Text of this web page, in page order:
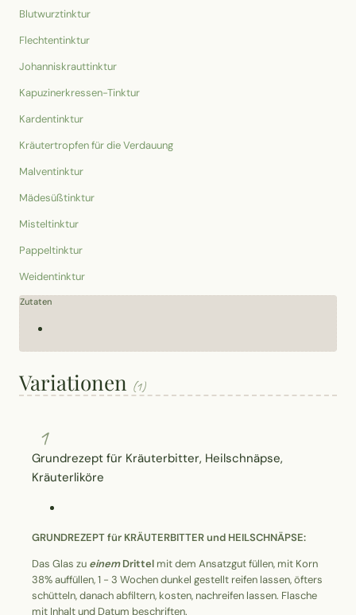
Blutwurztinktur
Flechtentinktur
Johanniskrauttinktur
Kapuzinerkressen-Tinktur
Kardentinktur
Kräutertropfen für die Verdauung
Malventinktur
Mädesüßtinktur
Misteltinktur
Pappeltinktur
Weidentinktur
Zutaten
Variationen (1)
1
Grundrezept für Kräuterbitter, Heilschnäpse,
Kräuterliköre
GRUNDREZEPT für KRÄUTERBITTER und HEILSCHNÄPSE:
Das Glas zu einemDrittel mit dem Ansatzgut füllen, mit Korn
38% auffüllen, 1 - 3 Wochen dunkel gestellt reifen lassen, öfters
schütteln, danach abfiltern, kosten, nachreifen lassen. Flasche
mit Inhalt und Datum beschriften.